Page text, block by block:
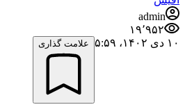
admin
۱۹٬۹۵۲
۱۰ دی ۱۴۰۲،‏ ۵:۵۹
علامت گذاری